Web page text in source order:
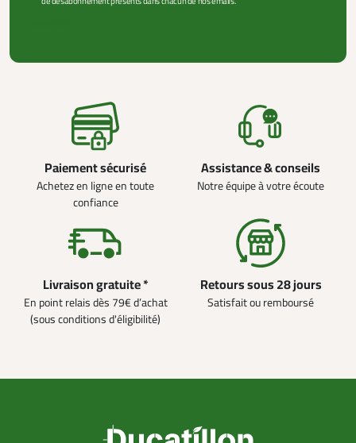
Paiement sécurisé
Achetez en ligne en toute
confiance
Assistance & conseils
Notre équipe à votre écoute
Livraison gratuite *
En point relais dès 79€ d’achat
(sous conditions d'éligibilité)
Retours sous 28 jours
Satisfait ou remboursé